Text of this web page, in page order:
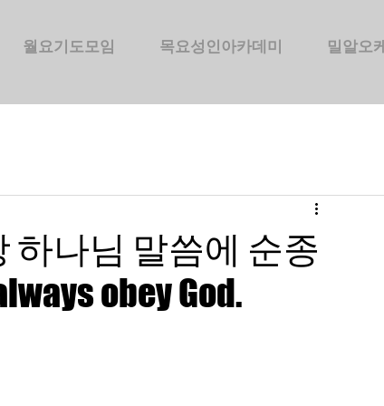
월요기도모임 목요성인아카데미 밀알오
하나님 말씀에 순종
obey God.